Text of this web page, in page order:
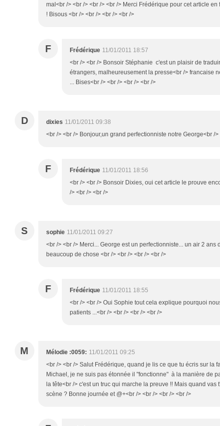
mal<br /> <br /> <br /> <br /> Merci Frédérique pour cet article
! Bisous <br /> <br /> <br /> <br />
F Frédérique 11/01/2011 18:57
<br /> <br /> Bonsoir Stéphanie c'est un plaisir de
étrangers, malheureusement la presse<br /> francaise
... Bises<br /> <br /> <br /> <br />
D dixies 11/01/2011 09:38
<br /> <br /> Bonjour,un grand perfectionniste notre George<br />
F Frédérique 11/01/2011 18:56
<br /> <br /> Bonsoir Dixies, oui cet article le prouve
/> <br /> <br />
S sophie 11/01/2011 09:27
<br /> <br /> Merci... George est un perfectionniste... un air 2 ans
beaucoup de chose <br /> <br /> <br /> <br />
F Frédérique 11/01/2011 18:55
<br /> <br /> Oui Sophie tout cela explique pourquoi
patients ...<br /> <br /> <br /> <br />
M Mélodie :0059: 11/01/2011 09:25
<br /> <br /> Salut Frédérique, quand je lis ce que tu écris sur la
Michael, je ne suis pas étonnée il "fonctionne" à la manière de
la tête<br /> c'est un truc qui marche la preuve !! Mais quand vas
scène ? Bonne journée et @+<br /> <br /> <br /> <br />